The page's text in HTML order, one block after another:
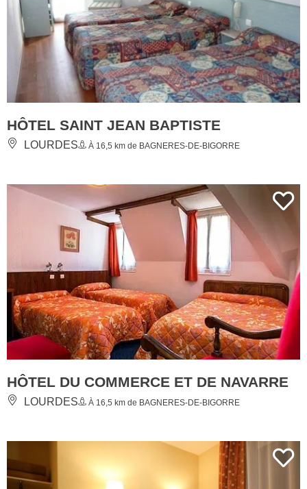
HÔTEL SAINT JEAN BAPTISTE
LOURDES À 16,5 km de BAGNERES-DE-BIGORRE
HÔTEL DU COMMERCE ET DE NAVARRE
LOURDES À 16,5 km de BAGNERES-DE-BIGORRE